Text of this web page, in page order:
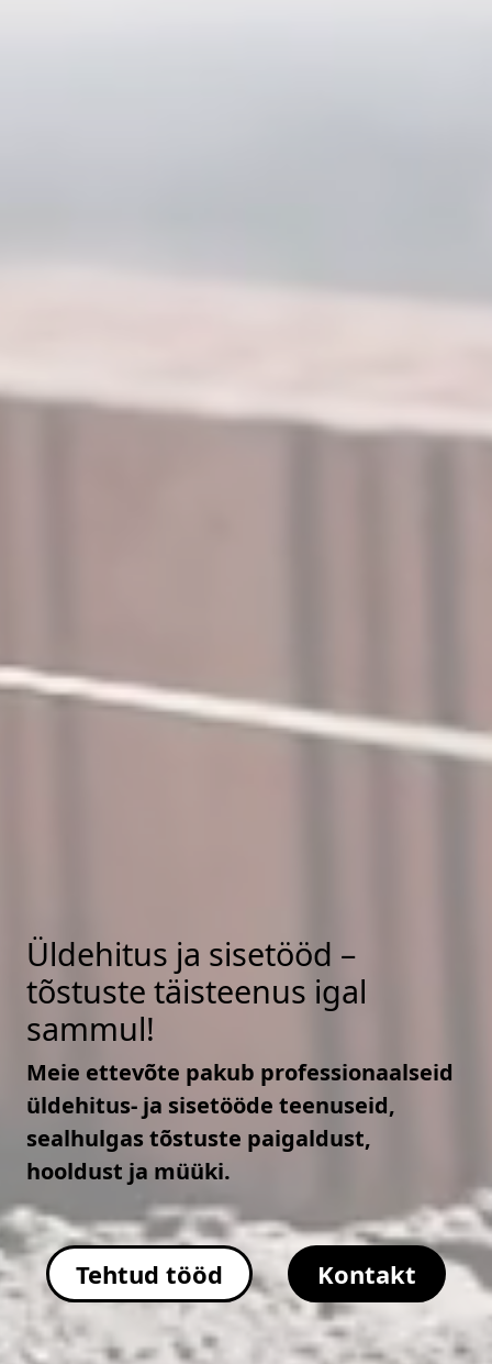
Üldehitus ja sisetööd –
tõstuste täisteenus igal
sammul!
Meie ettevõte pakub professionaalseid
üldehitus- ja sisetööde teenuseid,
sealhulgas tõstuste paigaldust,
hooldust ja müüki.
Tehtud tööd Kontakt